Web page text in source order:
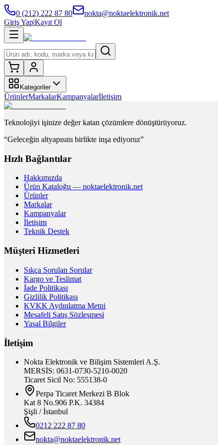
0 (212) 222 87 80
nokta@noktaelektronik.net
Giriş Yap|Kayıt Ol
Kategoriler
ÜrünlerMarkalarKampanyalarİletişim
Teknolojiyi işinize değer katan çözümlere dönüştürüyoruz.
“Geleceğin altyapısını birlikte inşa ediyoruz”
Hızlı Bağlantılar
Hakkımızda
Ürün Kataloğu — noktaelektronik.net
Ürünler
Markalar
Kampanyalar
İletişim
Teknik Destek
Müşteri Hizmetleri
Sıkça Sorulan Sorular
Kargo ve Teslimat
İade Politikası
Gizlilik Politikası
KVKK Aydınlatma Metni
Mesafeli Satış Sözleşmesi
Yasal Bilgiler
İletişim
Nokta Elektronik ve Bilişim Sistemleri A.Ş.
MERSİS: 0631-0730-5210-0020
Ticaret Sicil No: 555138-0
Perpa Ticaret Merkezi B Blok
Kat 8 No.906 P.K. 34384
Şişli / İstanbul
0212 222 87 80
nokta@noktaelektronik.net